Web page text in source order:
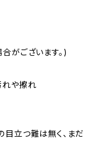
がございます。)
れや擦れ
立つ難は無く、まだ